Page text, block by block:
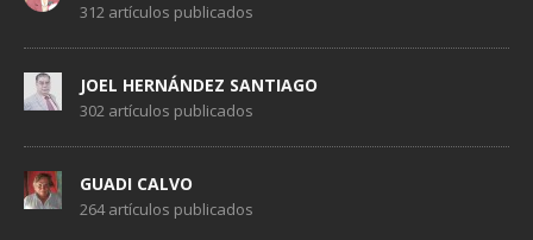
312 artículos publicados
JOEL HERNÁNDEZ SANTIAGO
302 artículos publicados
GUADI CALVO
264 artículos publicados